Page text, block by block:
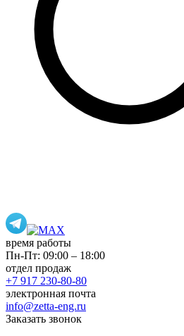
время работы
Пн-Пт: 09:00 – 18:00
отдел продаж
+7 917 230-80-80
электронная почта
info@zetta-eng.ru
Заказать звонок